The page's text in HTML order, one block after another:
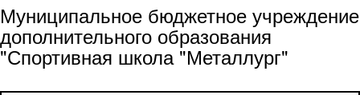
Муниципальное бюджетное учреждение
дополнительного образования
"Спортивная школа "Металлург"